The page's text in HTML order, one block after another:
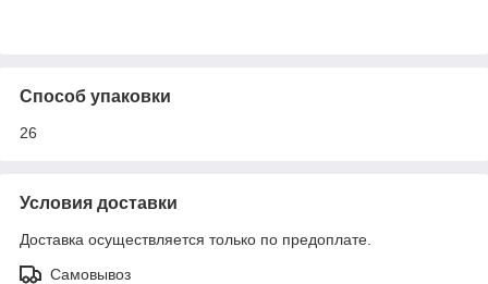
Способ упаковки
26
Условия доставки
Доставка осуществляется только по предоплате.
Самовывоз